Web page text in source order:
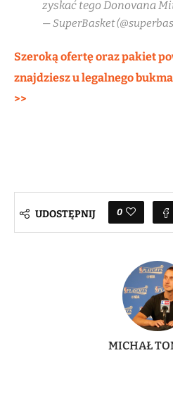
zyskać tego Donovana
— SuperBasket
Szeroką ofertę oraz pakiet
znajdziesz u legalnego
>>
UDOSTĘPNIJ 0
MICHAŁ